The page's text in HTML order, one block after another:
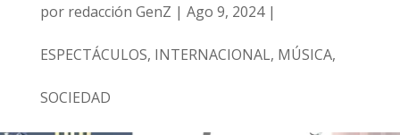
por redacción GenZ | Ago 9, 2024|
ESPECTÁCULOS, INTERNACIONAL, MÚSICA,
SOCIEDAD